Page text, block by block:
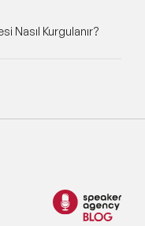
Nasıl Kurgulanır?